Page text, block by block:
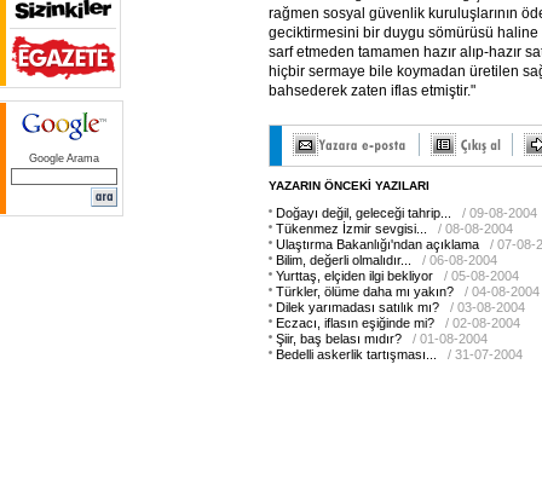
Google Arama
rağmen sosyal güvenlik kuruluşlarının
geciktirmesini bir duygu sömürüsü
sarf etmeden tamamen hazır alıp-hazır
hiçbir sermaye bile koymadan üretilen
bahsederek zaten iflas etmiştir."
YAZARIN ÖNCEKİ YAZILARI
Doğayı değil, geleceği tahrip...
/ 09-08-2004
Tükenmez İzmir sevgisi...
/ 08-08-2004
Ulaştırma Bakanlığı'ndan açıklama
/ 07-08-
Bilim, değerli olmalıdır...
/ 06-08-2004
Yurttaş, elçiden ilgi bekliyor
/ 05-08-2004
Türkler, ölüme daha mı yakın?
/ 04-08-2004
Dilek yarımadası satılık mı?
/ 03-08-2004
Eczacı, iflasın eşiğinde mi?
/ 02-08-2004
Şiir, baş belası mıdır?
/ 01-08-2004
Bedelli askerlik tartışması...
/ 31-07-2004